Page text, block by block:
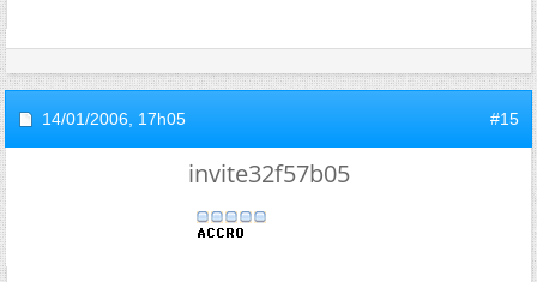
14/01/2006, 17h05 #15
invite32f57b05